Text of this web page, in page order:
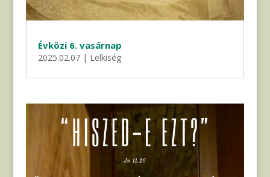
Évközi 6. vasárnap
2025.02.07| Lelkiség